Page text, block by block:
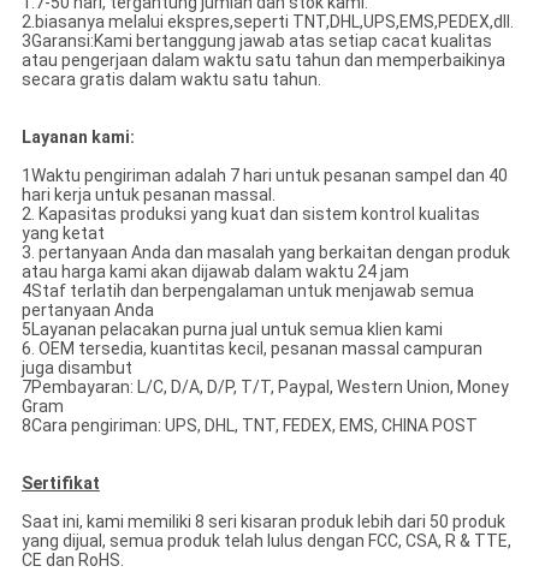
2.biasanya melalui ekspres,seperti TNT,DHL,UPS,EMS,PEDEX,dll.
3Garansi:Kami bertanggung jawab atas setiap cacat kualitas
atau pengerjaan dalam waktu satu tahun dan memperbaikinya
secara gratis dalam waktu satu tahun.
Layanan kami:
1Waktu pengiriman adalah 7 hari untuk pesanan sampel dan 40
hari kerja untuk pesanan massal.
2. Kapasitas produksi yang kuat dan sistem kontrol kualitas
yang ketat
3. pertanyaan Anda dan masalah yang berkaitan dengan produk
atau harga kami akan dijawab dalam waktu 24 jam
4Staf terlatih dan berpengalaman untuk menjawab semua
pertanyaan Anda
5Layanan pelacakan purna jual untuk semua klien kami
6. OEM tersedia, kuantitas kecil, pesanan massal campuran
juga disambut
7Pembayaran: L/C, D/A, D/P, T/T, Paypal, Western Union, Money
Gram
8Cara pengiriman: UPS, DHL, TNT, FEDEX, EMS, CHINA POST
Sertifikat
Saat ini, kami memiliki 8 seri kisaran produk lebih dari 50 produk
yang dijual, semua produk telah lulus dengan FCC, CSA, R & TTE,
CE dan RoHS.